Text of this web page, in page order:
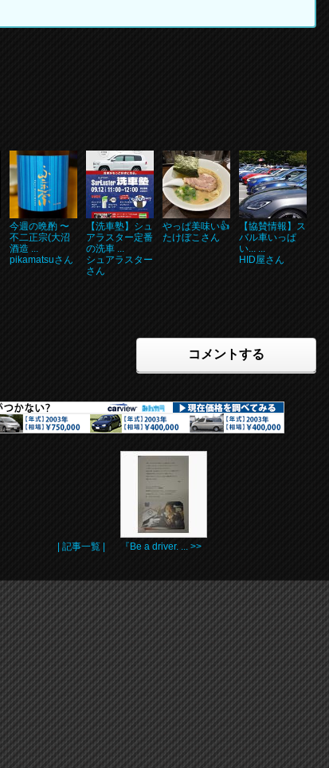
今週の晩酌 〜
不二正宗(大沼
酒造 ...
pikamatsuさん
【洗車塾】シュ
アラスター定番
の洗車 ...
シュアラスター
さん
やっぱ美味い👍
たけぼこさん
【協賛情報】ス
バル車いっぱ
い... ...
HID屋さん
コメントする
| 記事一覧 | 『Be a driver. ... >>